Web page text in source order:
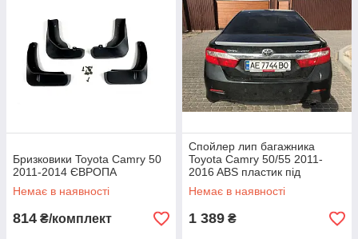
Бризковики Toyota Camry 50
2011-2014 ЄВРОПА
Немає в наявності
814 ₴/комплект
Спойлер лип багажника
Toyota Camry 50/55 2011-
2016 ABS пластик під
фарбування
Немає в наявності
1 389 ₴